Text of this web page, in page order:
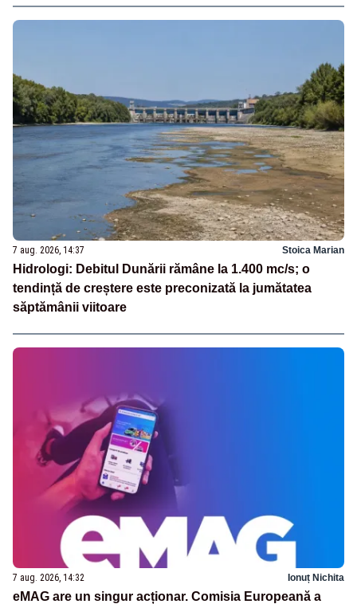
7 aug. 2026, 14:37 Stoica Marian
Hidrologi: Debitul Dunării rămâne la 1.400 mc/s; o
tendință de creștere este preconizată la jumătatea
săptămânii viitoare
7 aug. 2026, 14:32 Ionuț Nichita
eMAG are un singur acționar. Comisia Europeană a